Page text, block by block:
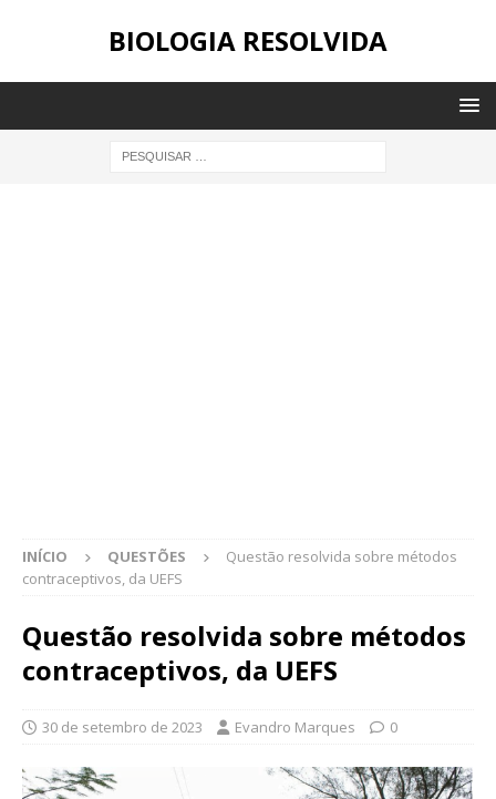
BIOLOGIA RESOLVIDA
INÍCIO QUESTÕES
Questão resolvida sobre métodos
contraceptivos, da UEFS
Questão resolvida sobre métodos
contraceptivos, da UEFS
30 de setembro de 2023 Evandro Marques 0